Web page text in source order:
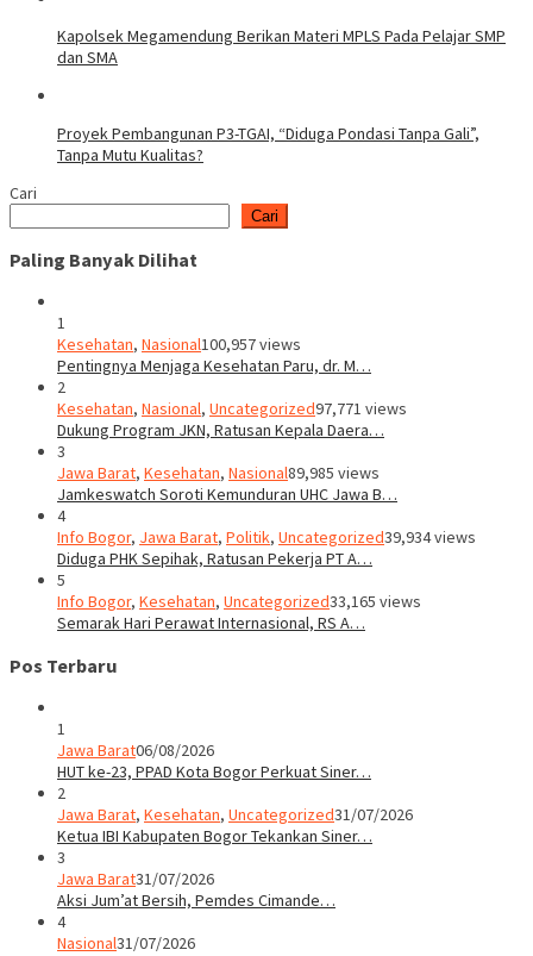
Kapolsek Megamendung Berikan Materi MPLS Pada Pelajar SMP
dan SMA
Proyek Pembangunan P3-TGAI, “Diduga Pondasi Tanpa Gali”,
Tanpa Mutu Kualitas?
Cari
Cari
Paling Banyak Dilihat
1
Kesehatan, Nasional100,957 views
Pentingnya Menjaga Kesehatan Paru, dr. M…
2
Kesehatan, Nasional, Uncategorized97,771 views
Dukung Program JKN, Ratusan Kepala Daera…
3
Jawa Barat, Kesehatan, Nasional89,985 views
Jamkeswatch Soroti Kemunduran UHC Jawa B…
4
Info Bogor, Jawa Barat, Politik, Uncategorized39,934 views
Diduga PHK Sepihak, Ratusan Pekerja PT A…
5
Info Bogor, Kesehatan, Uncategorized33,165 views
Semarak Hari Perawat Internasional, RS A…
Pos Terbaru
1
Jawa Barat06/08/2026
HUT ke-23, PPAD Kota Bogor Perkuat Siner…
2
Jawa Barat, Kesehatan, Uncategorized31/07/2026
Ketua IBI Kabupaten Bogor Tekankan Siner…
3
Jawa Barat31/07/2026
Aksi Jum’at Bersih, Pemdes Cimande…
4
Nasional31/07/2026